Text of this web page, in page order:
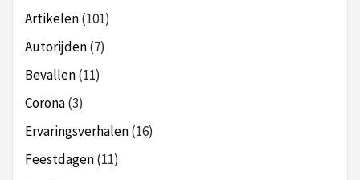
Artikelen(101)
Autorijden(7)
Bevallen(11)
Corona(3)
Ervaringsverhalen(16)
Feestdagen(11)